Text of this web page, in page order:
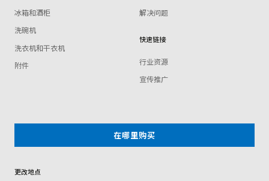
冰箱和酒柜
洗碗机
洗衣机和干衣机
附件
解决问题
快速链接
行业资源
宣传推广
在哪里购买
更改地点